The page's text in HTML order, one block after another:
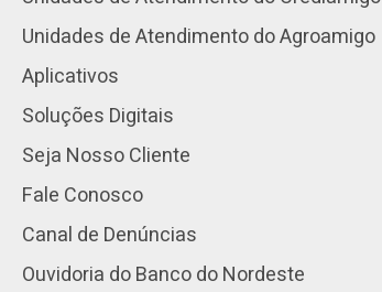
Unidades de Atendimento do Agroamigo
Aplicativos
Soluções Digitais
Seja Nosso Cliente
Fale Conosco
Canal de Denúncias
Ouvidoria do Banco do Nordeste